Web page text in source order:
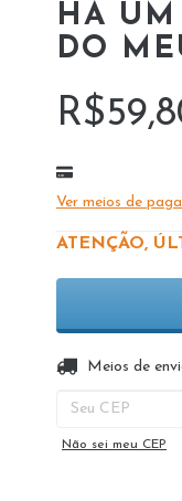
HÁ
DO
Ver meios de
ATENÇÃO,
Entregas para o
Meios de
Não sei meu CEP